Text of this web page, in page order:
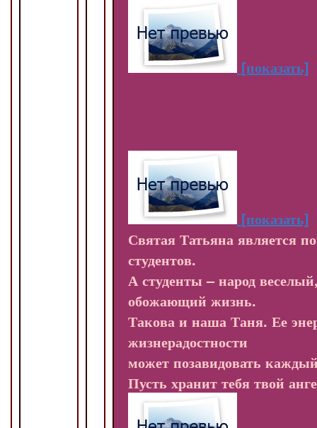
[показать]
[показать]
Святая Татьяна является
студентов.
А студенты – народ
обожающий жизнь.
Такова и наша Таня. Ее
жизнерадостности
может позавидовать
Пусть хранит тебя твой